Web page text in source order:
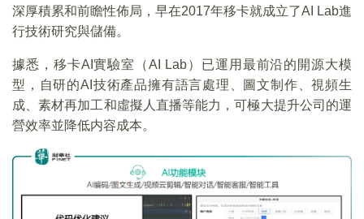
深厚積累和前瞻性佈局，早在2017年移卡就成立了AI Lab進
行技術研究與儲備。
據悉，移卡AI實驗室（AI Lab）已運用最前沿的開源大模
型，自研的AI技術產品擁有語言處理、圖文制作、視頻生
成、素材再加工和虛擬人直播等能力，可極大提升公司的運
營效率並降低内容成本。